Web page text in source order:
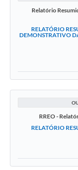
Relatório
RELATÓRIO
DEMONSTRATIVO
RREO -
RELATÓRIO